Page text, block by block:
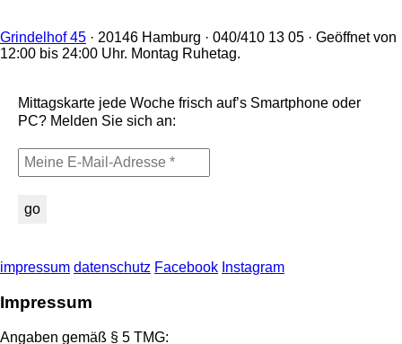
Grindelhof 45 · 20146 Hamburg · 040/410 13 05 · Geöffnet von
12:00 bis 24:00 Uhr. Montag Ruhetag.
Mittagskarte jede Woche frisch auf’s Smartphone oder
PC? Melden Sie sich an:
impressum datenschutz Facebook Instagram
Impressum
Angaben gemäß § 5 TMG: